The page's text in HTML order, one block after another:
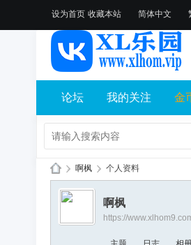
设为首页 收藏本站 简体中文
论坛 我的关注 金
X
乐
› 啊枫 › 个人资料
啊枫
https://